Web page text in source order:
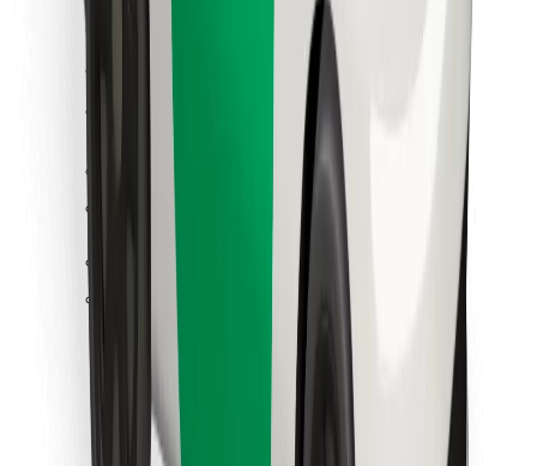
Ασφάλεια
Πάρε ταξί μέσα σε λίγα λεπτά!
Κατέβασε την εφαρμογή Bolt
Βρείτε το αγαπημένο σας φαγητό!
Κατεβάστε την εφαρμογή Bolt Food